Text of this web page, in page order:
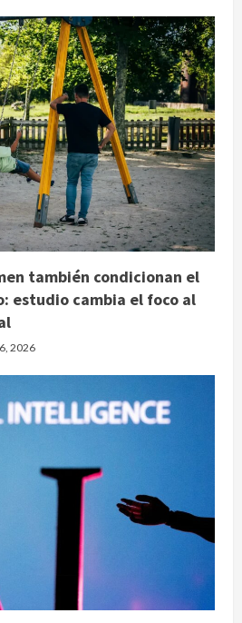
también condicionan el
estudio cambia el foco al
2026